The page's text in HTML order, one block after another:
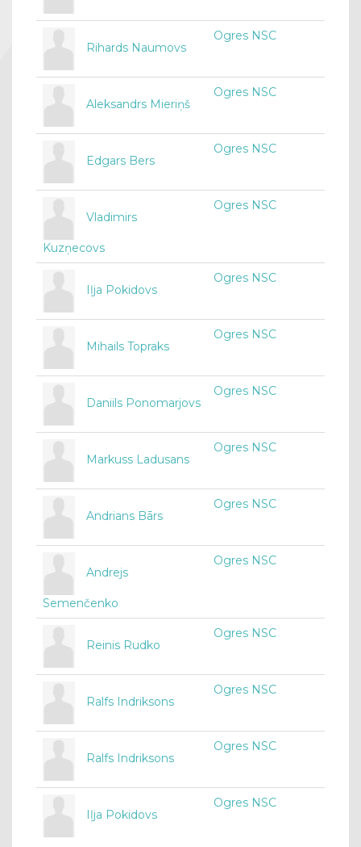
Rihards Naumovs
Ogres NSC
Aleksandrs Mieriņš
Ogres NSC
Edgars Bers
Ogres NSC
Vladimirs
Kuzņecovs
Ogres NSC
Iļja Pokidovs
Ogres NSC
Mihails Topraks
Ogres NSC
Daniils Ponomarjovs
Ogres NSC
Markuss Ladusans
Ogres NSC
Andrians Bārs
Ogres NSC
Andrejs
Semenčenko
Ogres NSC
Reinis Rudko
Ogres NSC
Ralfs Indriksons
Ogres NSC
Ralfs Indriksons
Ogres NSC
Iļja Pokidovs
Ogres NSC